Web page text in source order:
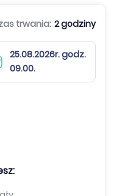
trwania: 2 godziny
25.08.2026r. godz.
09.00.